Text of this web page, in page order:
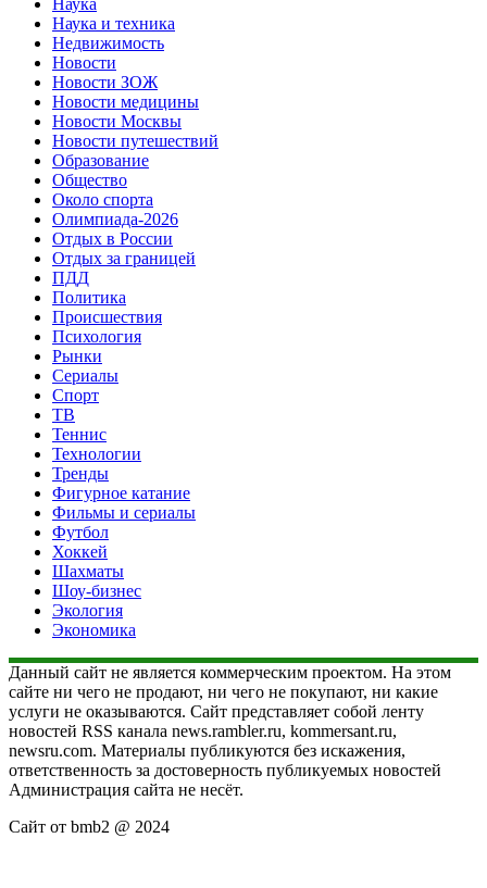
Наука и техника
Недвижимость
Новости
Новости ЗОЖ
Новости медицины
Новости Москвы
Новости путешествий
Образование
Общество
Около спорта
Олимпиада-2026
Отдых в России
Отдых за границей
ПДД
Политика
Происшествия
Психология
Рынки
Сериалы
Спорт
ТВ
Теннис
Технологии
Тренды
Фигурное катание
Фильмы и сериалы
Футбол
Хоккей
Шахматы
Шоу-бизнес
Экология
Экономика
Данный сайт не является коммерческим проектом. На этом
сайте ни чего не продают, ни чего не покупают, ни какие
услуги не оказываются. Сайт представляет собой ленту
новостей RSS канала news.rambler.ru, kommersant.ru,
newsru.com. Материалы публикуются без искажения,
ответственность за достоверность публикуемых новостей
Администрация сайта не несёт.
Сайт от bmb2 @ 2024